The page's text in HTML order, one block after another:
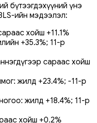
бүтээгдэхүүний үнэ
ийн мэдээлэл:
хойш +11.1%
+35.3%; 11-р
сараас хойш
жилд +23.4%; -11-р
жилд +18.4%; 11-р
хойш +0.2%